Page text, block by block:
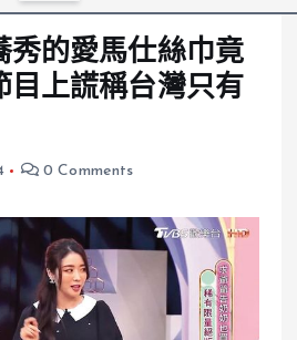
秀的愛馬仕絲巾竟
目上謊稱台灣只有
0 Comments